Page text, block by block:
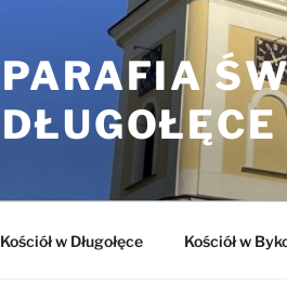
PARAFIA
DŁUGOŁĘCE
Kościół w Długołęce Kościół w